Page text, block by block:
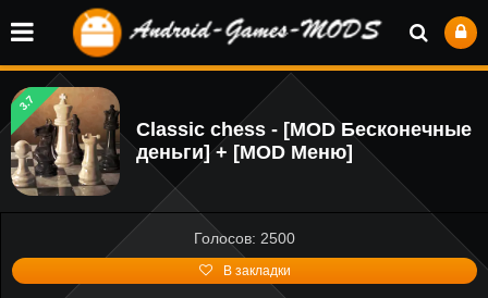
3.7
Classic chess - [MOD Бесконечные
деньги] + [MOD Меню]
Голосов: 2500
В закладки